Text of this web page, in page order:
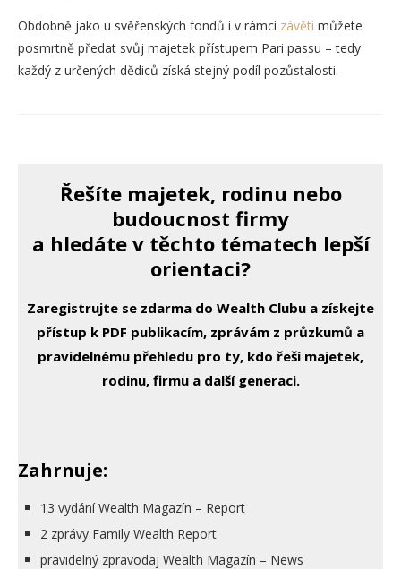
Obdobně jako u svěřenských fondů i v rámci závěti můžete
posmrtně předat svůj majetek přístupem Pari passu – tedy
každý z určených dědiců získá stejný podíl pozůstalosti.
Řešíte majetek, rodinu nebo
budoucnost firmy
a hledáte v těchto tématech lepší
orientaci?
Zaregistrujte se zdarma do Wealth Clubu a získejte
přístup k PDF publikacím, zprávám z průzkumů a
pravidelnému přehledu pro ty, kdo řeší majetek,
rodinu, firmu a další generaci.
Zahrnuje:
13 vydání Wealth Magazín – Report
2 zprávy Family Wealth Report
pravidelný zpravodaj Wealth Magazín – News